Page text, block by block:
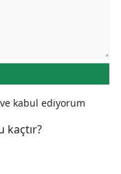
kabul ediyorum
kaçtır?